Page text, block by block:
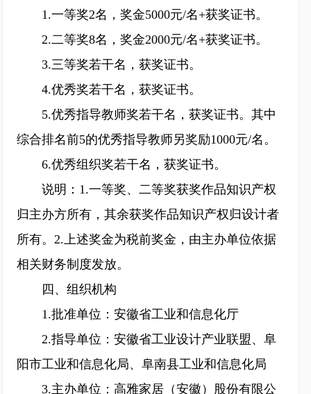
1.一等奖2名，奖金5000元/名+获奖证书。
2.二等奖8名，奖金2000元/名+获奖证书。
3.三等奖若干名，获奖证书。
4.优秀奖若干名，获奖证书。
5.优秀指导教师奖若干名，获奖证书。其中
综合排名前5的优秀指导教师另奖励1000元/名。
6.优秀组织奖若干名，获奖证书。
说明：1.一等奖、二等奖获奖作品知识产权
归主办方所有，其余获奖作品知识产权归设计者
所有。2.上述奖金为税前奖金，由主办单位依据
相关财务制度发放。
四、组织机构
1.批准单位：安徽省工业和信息化厅
2.指导单位：安徽省工业设计产业联盟、阜
阳市工业和信息化局、阜南县工业和信息化局
3.主办单位：高雅家居（安徽）股份有限公